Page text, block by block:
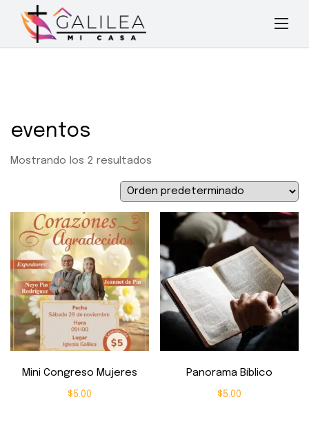
eventos
Mostrando los 2 resultados
Mini Congreso Mujeres
$5.00
Panorama Bíblico
$5.00